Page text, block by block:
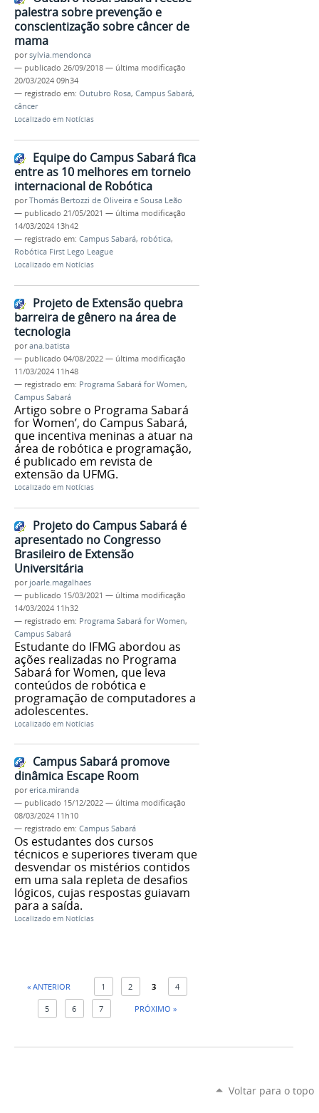
palestra sobre prevenção e
conscientização sobre câncer de
mama
porsylvia.mendonca
— publicado 26/09/2018 — última modificação
20/03/2024 09h34
— registrado em: Outubro Rosa, Campus Sabará,
câncer
Localizado em Notícias
Equipe do Campus Sabará fica
entre as 10 melhores em torneio
internacional de Robótica
porThomás Bertozzi de Oliveira e Sousa Leão
— publicado 21/05/2021 — última modificação
14/03/2024 13h42
— registrado em: Campus Sabará, robótica,
Robótica First Lego League
Localizado em Notícias
Projeto de Extensão quebra
barreira de gênero na área de
tecnologia
porana.batista
— publicado 04/08/2022 — última modificação
11/03/2024 11h48
— registrado em: Programa Sabará for Women,
Campus Sabará
Artigo sobre o Programa Sabará
for Women’, do Campus Sabará,
que incentiva meninas a atuar na
área de robótica e programação,
é publicado em revista de
extensão da UFMG.
Localizado em Notícias
Projeto do Campus Sabará é
apresentado no Congresso
Brasileiro de Extensão
Universitária
por joarle.magalhaes
— publicado 15/03/2021 — última modificação
14/03/2024 11h32
— registrado em: Programa Sabará for Women,
Campus Sabará
Estudante do IFMG abordou as
ações realizadas no Programa
Sabará for Women, que leva
conteúdos de robótica e
programação de computadores a
adolescentes.
Localizado em Notícias
Campus Sabará promove
dinâmica Escape Room
porerica.miranda
— publicado 15/12/2022 — última modificação
08/03/2024 11h10
— registrado em: Campus Sabará
Os estudantes dos cursos
técnicos e superiores tiveram que
desvendar os mistérios contidos
em uma sala repleta de desafios
lógicos, cujas respostas guiavam
para a saída.
Localizado em Notícias
« ANTERIOR 1 2 3 4
5 6 7 PRÓXIMO »
Voltar para o topo